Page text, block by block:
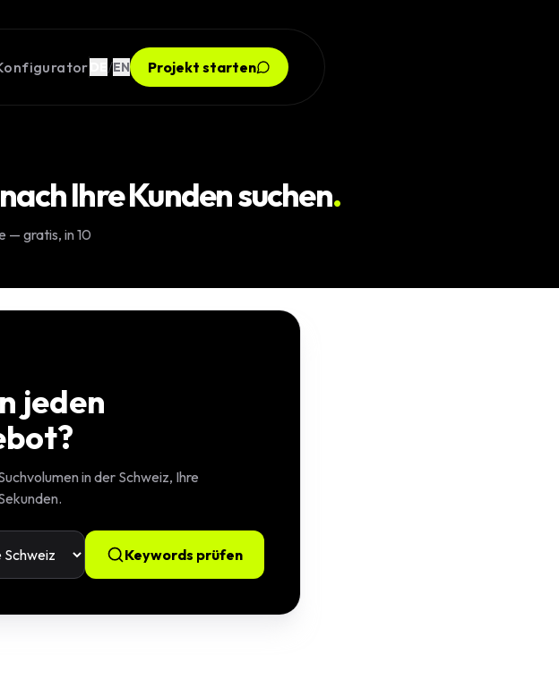
/EN Projekt starten
Ihre Kunden suchen.
— gratis, in 10
jeden
in der Schweiz, Ihre
Keywords prüfen